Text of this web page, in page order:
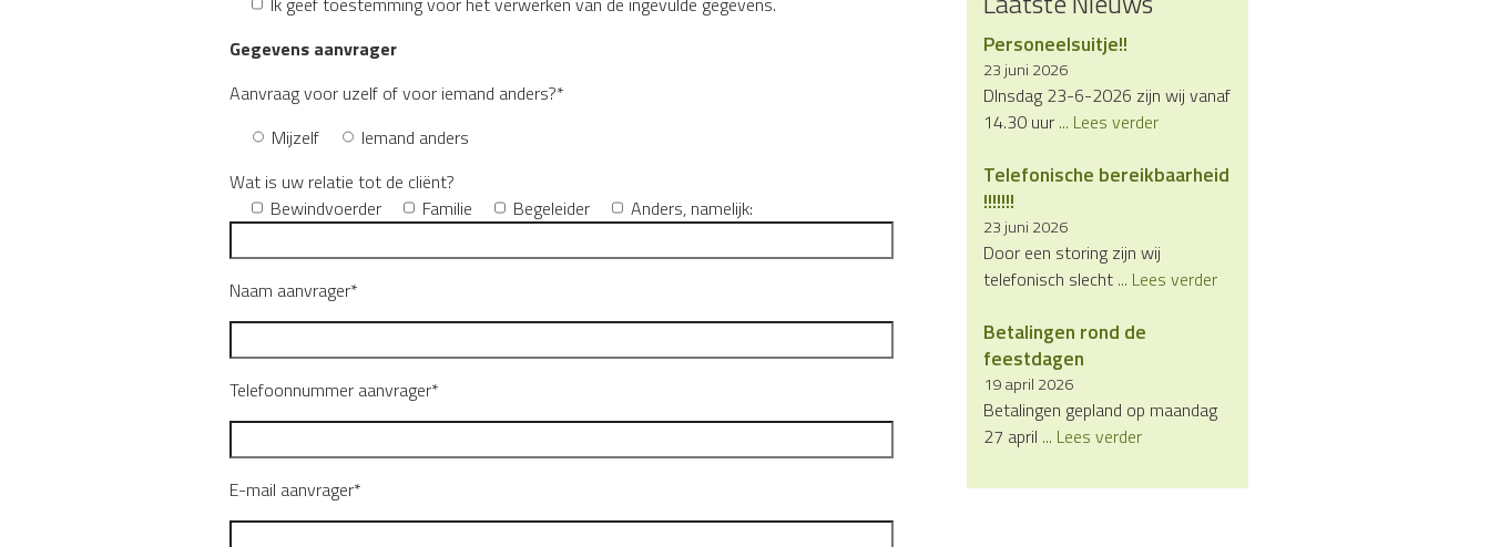
Gegevens aanvrager
Aanvraag voor uzelf of voor iemand anders?*
Mijzelf
Iemand anders
Wat is uw relatie tot de cliënt?
Bewindvoerder
Familie Begeleider Anders, namelijk:
Naam aanvrager*
Telefoonnummer aanvrager*
E-mail aanvrager*
Personeelsuitje!!
23 juni 2026
DInsdag 23-6-2026 zijn wij vanaf
14.30 uur ... Lees verder
Telefonische bereikbaarheid
!!!!!!!
23 juni 2026
Door een storing zijn wij
telefonisch slecht ... Lees verder
Betalingen rond de
feestdagen
19 april 2026
Betalingen gepland op maandag
27 april ... Lees verder